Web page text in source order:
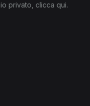
privato, clicca qui.